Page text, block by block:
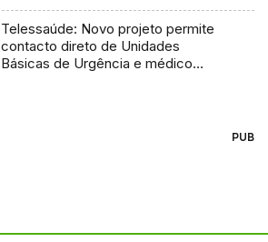
Telessaúde: Novo projeto permite
contacto direto de Unidades
Básicas de Urgência e médico
PUB